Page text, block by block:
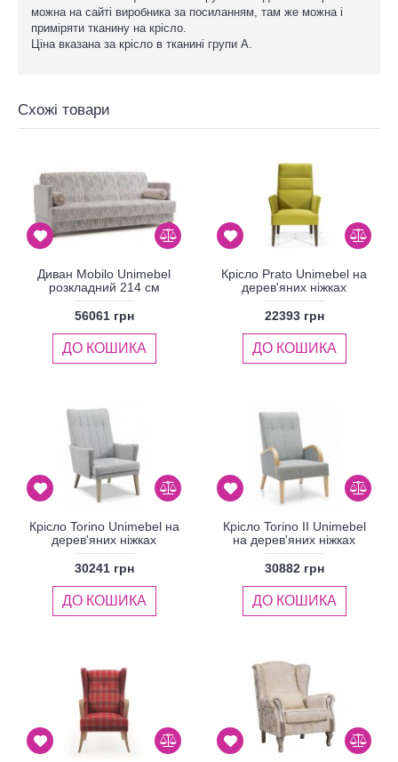
можна на сайті виробника за посиланням, там же можна і
приміряти тканину на крісло.
Ціна вказана за крісло в тканині групи А.
Схожі товари
Диван Mobilo Unimebel
розкладний 214 см
56061 грн
ДО КОШИКА
Крісло Prato Unimebel на
дерев'яних ніжках
22393 грн
ДО КОШИКА
Крісло Torino Unimebel на
дерев'яних ніжках
30241 грн
ДО КОШИКА
Крісло Torino II Unimebel
на дерев'яних ніжках
30882 грн
ДО КОШИКА